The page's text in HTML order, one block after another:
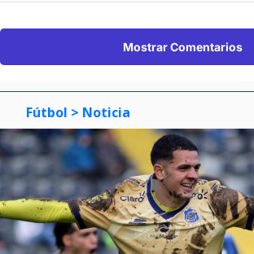
Mostrar Comentarios
Fútbol > Noticia